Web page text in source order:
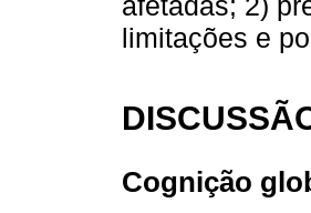
limitações e
Cognição